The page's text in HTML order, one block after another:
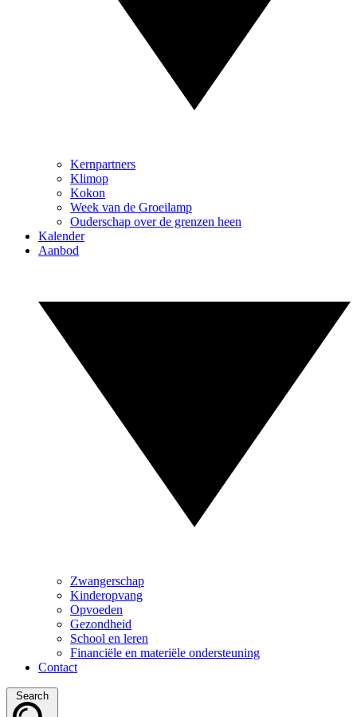
Kernpartners
Klimop
Kokon
Week van de Groeilamp
Ouderschap over de grenzen heen
Kalender
Aanbod
Zwangerschap
Kinderopvang
Opvoeden
Gezondheid
School en leren
Financiële en materiële ondersteuning
Contact
Search